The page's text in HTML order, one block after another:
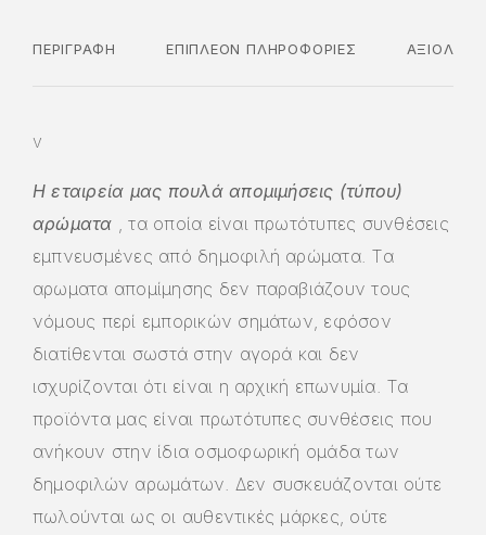
ΠΕΡΙΓΡΑΦΉ ΕΠΙΠΛΈΟΝ ΠΛΗΡΟΦΟΡΊΕΣ
v
Η εταιρεία μας πουλά απομιμήσεις (τύπου)
αρώματα , τα οποία είναι πρωτότυπες συνθέσεις
εμπνευσμένες από δημοφιλή αρώματα. Τα
αρωματα απομίμησης δεν παραβιάζουν τους
νόμους περί εμπορικών σημάτων, εφόσον
διατίθενται σωστά στην αγορά και δεν
ισχυρίζονται ότι είναι η αρχική επωνυμία. Τα
προϊόντα μας είναι πρωτότυπες συνθέσεις που
ανήκουν στην ίδια οσμοφωρική ομάδα των
δημοφιλών αρωμάτων. Δεν συσκευάζονται ούτε
πωλούνται ως οι αυθεντικές μάρκες, ούτε